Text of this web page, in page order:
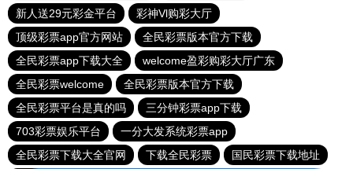
新人送29元彩金平台
彩神Vl购彩大厅
顶级彩票app官方网站
全民彩票版本官方下载
全民彩票app下载大全
welcome盈彩购彩大厅广东
全民彩票welcome
全民彩票版本官方下载
全民彩票平台是真的吗
三分钟彩票app下载
703彩票娱乐平台
一分大发系统彩票app
全民彩票下载大全官网
下载全民彩票 国民彩票下载地址